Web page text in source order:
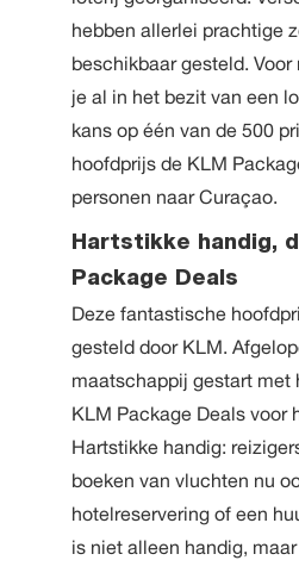
hebben allerlei prachtige
beschikbaar gesteld.
je al in het bezit van een
kans op één van de 500
hoofdprijs de KLM
personen naar Curaçao.
Hartstikke handig,
Package Deals
Deze fantastische
gesteld door KLM.
maatschappij gestart met
KLM Package Deals voor
Hartstikke handig:
boeken van vluchten nu
hotelreservering of een
is niet alleen handig,